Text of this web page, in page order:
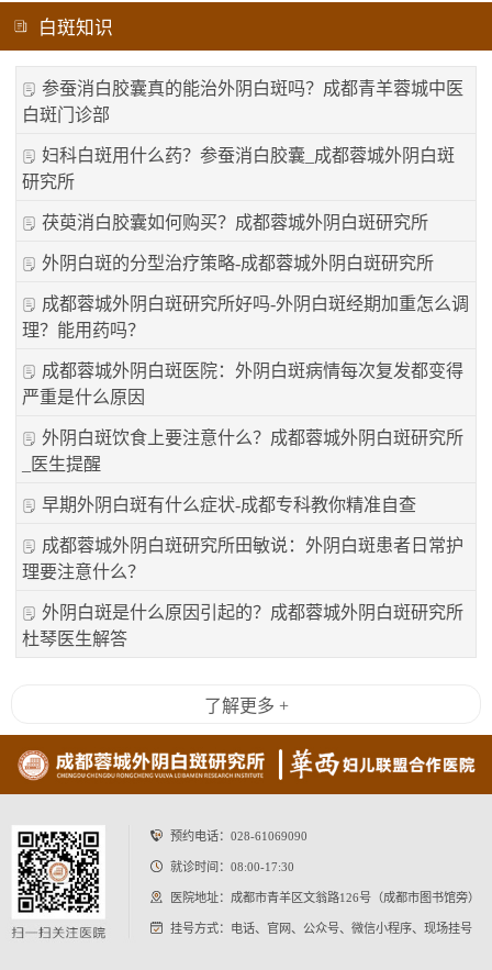
白斑知识
参蚕消白胶囊真的能治外阴白斑吗？成都青羊蓉城中医
白斑门诊部
妇科白斑用什么药？参蚕消白胶囊_成都蓉城外阴白斑
研究所
茯萸消白胶囊如何购买？成都蓉城外阴白斑研究所
外阴白斑的分型治疗策略-成都蓉城外阴白斑研究所
成都蓉城外阴白斑研究所好吗-外阴白斑经期加重怎么调
理？能用药吗？
成都蓉城外阴白斑医院：外阴白斑病情每次复发都变得
严重是什么原因
外阴白斑饮食上要注意什么？成都蓉城外阴白斑研究所
_医生提醒
早期外阴白斑有什么症状-成都专科教你精准自查
成都蓉城外阴白斑研究所田敏说：外阴白斑患者日常护
理要注意什么？
外阴白斑是什么原因引起的？成都蓉城外阴白斑研究所
杜琴医生解答
了解更多 +
预约电话： 028-61069090
就诊时间：08:00-17:30
医院地址：成都市青羊区文翁路126号（成都市图书馆旁）
挂号方式：电话、官网、公众号、微信小程序、现场挂号